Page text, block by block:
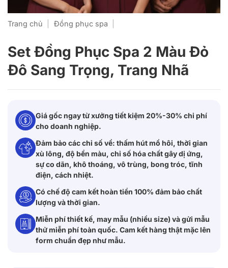
Trang chủ Đồng phục spa
Set Đồng Phục Spa 2 Màu Đỏ
Đô Sang Trọng, Trang Nhã
Giá gốc ngay từ xưởng tiết kiệm 20%-30% chi phí
cho doanh nghiệp.
Đảm bảo các chỉ số về: thấm hút mồ hôi, thời gian
xù lông, độ bền màu, chỉ số hóa chất gây dị ứng,
sự co dãn, khô thoáng, vô trùng, bong tróc, tĩnh
điện, cách nhiệt.
Có chế độ cam kết hoàn tiền 100% đảm bảo chất
lượng và thời gian.
Miễn phí thiết kế, may mẫu (nhiều size) và gửi mẫu
thử miễn phí toàn quốc. Cam kết hàng thật mặc lên
form chuẩn đẹp như mẫu.